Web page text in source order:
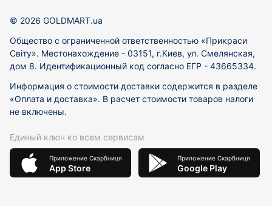
© 2026 GOLDMART.ua
Общество с ограниченной ответственностью «Прикраси
Світу». Местонахождение - 03151, г.Киев, ул. Смелянская,
дом 8. Идентификационный код согласно ЕГР - 43665334.
Информация о стоимости доставки содержится в разделе
«Оплата и доставка». В расчет стоимости товаров налоги
не включены.
Единый ключ ко всем сервисам
Приложение Скарбниця
App Store
Приложение Скарбниця
Google Play